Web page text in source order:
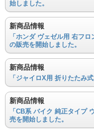
始しました。
新商品情報
「ホンダ ヴェゼル用 右フ
の販売を開始しました。
新商品情報
「ジャイロX用 折りたたみ
新商品情報
「CB系 バイク 純正タイプ
売を開始しました。